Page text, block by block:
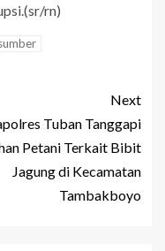
rn)
Next
Tuban Tanggapi
Petani Terkait Bibit
Jagung di Kecamatan
Tambakboyo